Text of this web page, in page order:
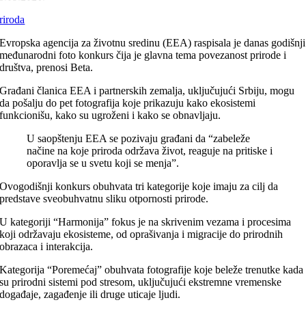
Evropska agencija za životnu sredinu (EEA) raspisala je danas godišnji
međunarodni foto konkurs čija je glavna tema povezanost prirode i
društva, prenosi Beta.
Građani članica EEA i partnerskih zemalja, uključujući Srbiju, mogu
da pošalju do pet fotografija koje prikazuju kako ekosistemi
funkcionišu, kako su ugroženi i kako se obnavljaju.
U saopštenju EEA se pozivaju građani da “zabeleže
načine na koje priroda održava život, reaguje na pritiske i
oporavlja se u svetu koji se menja”.
Ovogodišnji konkurs obuhvata tri kategorije koje imaju za cilj da
predstave sveobuhvatnu sliku otpornosti prirode.
U kategoriji “Harmonija” fokus je na skrivenim vezama i procesima
koji održavaju ekosisteme, od oprašivanja i migracije do prirodnih
obrazaca i interakcija.
Kategorija “Poremećaj” obuhvata fotografije koje beleže trenutke kada
su prirodni sistemi pod stresom, uključujući ekstremne vremenske
događaje, zagađenje ili druge uticaje ljudi.